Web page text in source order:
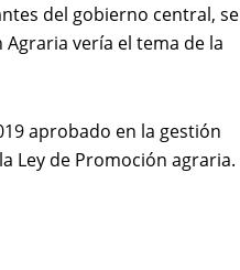
del gobierno central, se
vería el tema de la
aprobado en la gestión
Ley de Promoción agraria.